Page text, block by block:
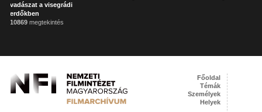
vadászat a visegrádi
erdőkben
10869 megtekintés
Főoldal
Témák
Személyek
Helyek